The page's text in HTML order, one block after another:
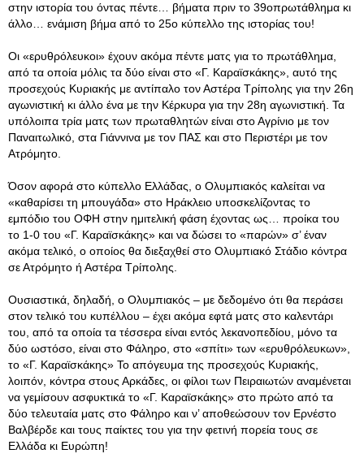
στην ιστορία του όντας πέντε… βήματα πριν το 39οπρωτάθλημα κι
άλλο… ενάμιση βήμα από το 25ο κύπελλο της ιστορίας του!
Οι «ερυθρόλευκοι» έχουν ακόμα πέντε ματς για το πρωτάθλημα,
από τα οποία μόλις τα δύο είναι στο «Γ. Καραϊσκάκης», αυτό της
προσεχούς Κυριακής με αντίπαλο τον Αστέρα Τρίπολης για την 26η
αγωνιστική κι άλλο ένα με την Κέρκυρα για την 28η αγωνιστική. Τα
υπόλοιπα τρία ματς των πρωταθλητών είναι στο Αγρίνιο με τον
Παναιτωλικό, στα Γιάννινα με τον ΠΑΣ και στο Περιστέρι με τον
Ατρόμητο.
Όσον αφορά στο κύπελλο Ελλάδας, ο Ολυμπιακός καλείται να
«καθαρίσει τη μπουγάδα» στο Ηράκλειο υποσκελίζοντας το
εμπόδιο του ΟΦΗ στην ημιτελική φάση έχοντας ως… προίκα του
το 1-0 του «Γ. Καραϊσκάκης» και να δώσει το «παρών» σ’ έναν
ακόμα τελικό, ο οποίος θα διεξαχθεί στο Ολυμπιακό Στάδιο κόντρα
σε Ατρόμητο ή Αστέρα Τρίπολης.
Ουσιαστικά, δηλαδή, ο Ολυμπιακός – με δεδομένο ότι θα περάσει
στον τελικό του κυπέλλου – έχει ακόμα εφτά ματς στο καλεντάρι
του, από τα οποία τα τέσσερα είναι εντός λεκανοπεδίου, μόνο τα
δύο ωστόσο, είναι στο Φάληρο, στο «σπίτι» των «ερυθρόλευκων»,
το «Γ. Καραϊσκάκης» Το απόγευμα της προσεχούς Κυριακής,
λοιπόν, κόντρα στους Αρκάδες, οι φίλοι των Πειραιωτών αναμένεται
να γεμίσουν ασφυκτικά το «Γ. Καραϊσκάκης» στο πρώτο από τα
δύο τελευταία ματς στο Φάληρο και ν’ αποθεώσουν τον Ερνέστο
Βαλβέρδε και τους παίκτες του για την φετινή πορεία τους σε
Ελλάδα κι Ευρώπη!